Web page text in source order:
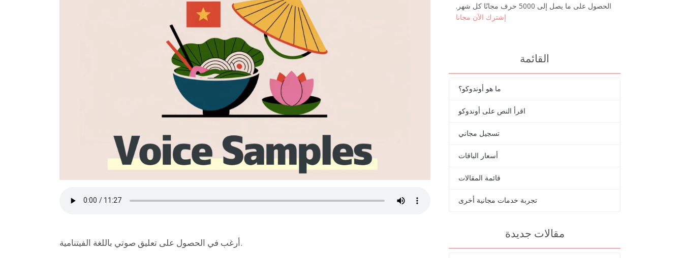
أرغب في الحصول على تعليق صوتي باللغة الفيتنامية.
الحصول على ما يصل إلى 5000 حرف مجانًا كل شهر.
إشترك الآن مجانا
القائمة
ما هو أوندوكو؟
اقرأ النص على أوندوكو
تسجيل مجاني
أسعار الباقات
قائمة المقالات
تجربة خدمات مجانية أخرى
مقالات جديدة